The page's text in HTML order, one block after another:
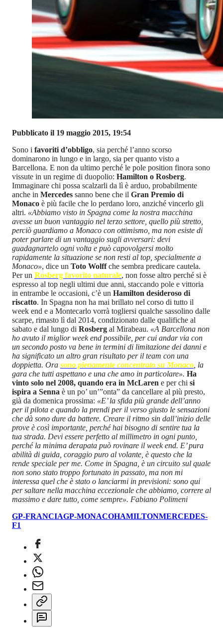
Pubblicato il 19 maggio 2015, 19:54
Sono i favoriti d’obbligo, sia perché l’anno scorso
dominarono in lungo e in largo, sia per quanto visto a
Barcellona. E non da ultimo perché le pole position finora sono
vissute in un regime di duopolio: Hamilton o Rosberg.
Immaginare chi possa scalzarli da lì è arduo, probabilmente
anche in Mercedes sanno bene che il Gran Premio di
Monaco è più facile che lo perdano loro, anziché vincerlo gli
altri. «Abbiamo visto in Spagna come la nostra macchina
avesse un buon vantaggio nel terzo settore, quello più stretto,
perciò guardiamo a Monaco con ottimismo, ma non esiste di
poter parlare di un vantaggio sugli avversari: devi
guadagnartelo ogni volta e può capovolgersi molto
rapidamente la situazione se non resti al top, specialmente a
Monaco», dice un Toto Wolffche sembra predicare cautela.
Per un Rosberg favorito naturale, non fosse altro perché si è
espresso al top negli ultimi due anni, staccando pole e vittoria
in entrambe le occasioni, c’è un Hamilton desideroso di
riscatto. In Spagna non ha mai brillato nel corso di tutto il
week end e a Montecarlo vorrà togliersi qualche sassolino dalle
scarpe, rimasto lì dal 2014, condizionato dalle qualifiche al
sabato e dal lungo di Rosberg al Mirabeau. «A Barcellona non
ho avuto il miglior week end possibile, per cui andar via con
un secondo posto va bene in termini di limitazione dei danni e
ha significato un altro gran risultato per il team con una
doppietta. Ora sono pienamente concentrato su Monaco , la
gara che tutti aspettano e una che amo in particolare». Ha
vinto solo nel 2008, quando era in McLaren e per chi si
ispira a Senna è un po’ un’”onta” da cancellare al più presto,
già da domenica prossima: «E’ la sfida più grande dell’anno
per il pilota e quando la prendi per il verso giusto le sensazioni
che dà sono dure da battere. Creare il ritmo sin dall’inizio delle
prove è così importante, perché hai bisogno di sentire tua la
tua strada. Devi essere perfetto al millimetro in ogni punto,
perché la minima derapata può rovinare il week end. E’ pura
abilità di guida, coraggio puro al volante, è questo che la
rende speciale per me. Come in Spagna, è un circuito sul quale
non sono stato troppo fortunato in passato, ma non mi
interessa quel che è stato o lanciarmi in previsioni: sono qui
per saltare nella macchina eccezionale che abbiamo, correre al
massimo e dare tutto, come sempre». Fabiano Polimeni
GP-FRANCIAGP-MONACOHAMILTONMERCEDES-
F1